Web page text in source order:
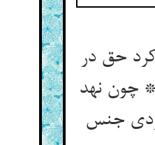
حق در
چون نهد
جنس